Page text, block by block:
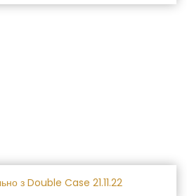
з Double Case 21.11.22